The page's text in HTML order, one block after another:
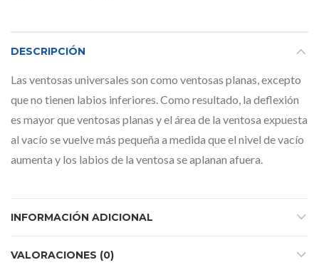
DESCRIPCIÓN
Las ventosas universales son como ventosas planas, excepto
que no tienen labios inferiores. Como resultado, la deflexión
es mayor que ventosas planas y el área de la ventosa expuesta
al vacío se vuelve más pequeña a medida que el nivel de vacío
aumenta y los labios de la ventosa se aplanan afuera.
INFORMACIÓN ADICIONAL
VALORACIONES (0)